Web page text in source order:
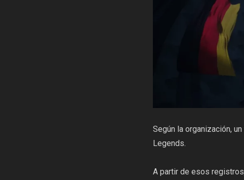
Según la organización,
Legends.
A partir de esos